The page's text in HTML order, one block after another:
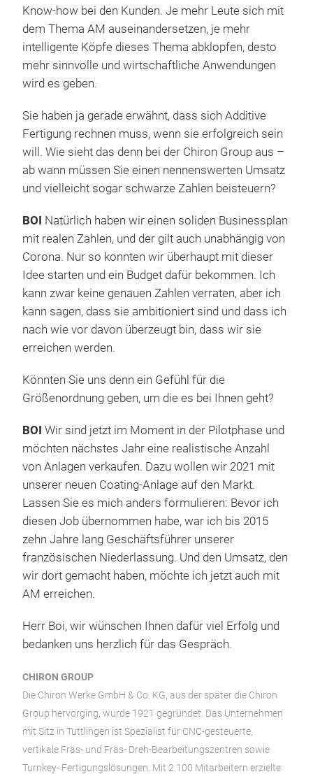
Know-how bei den Kunden. Je mehr Leute sich mit
dem Thema AM auseinandersetzen, je mehr
intelligente Köpfe dieses Thema abklopfen, desto
mehr sinnvolle und wirtschaftliche Anwendungen
wird es geben.
Sie haben ja gerade erwähnt, dass sich Additive
Fertigung rechnen muss, wenn sie erfolgreich sein
will. Wie sieht das denn bei der Chiron Group aus –
ab wann müssen Sie einen nennenswerten Umsatz
und vielleicht sogar schwarze Zahlen beisteuern?
BOI Natürlich haben wir einen soliden Businessplan
mit realen Zahlen, und der gilt auch unabhängig von
Corona. Nur so konnten wir überhaupt mit dieser
Idee starten und ein Budget dafür bekommen. Ich
kann zwar keine genauen Zahlen verraten, aber ich
kann sagen, dass sie ambitioniert sind und dass ich
nach wie vor davon überzeugt bin, dass wir sie
erreichen werden.
Könnten Sie uns denn ein Gefühl für die
Größenordnung geben, um die es bei Ihnen geht?
BOI Wir sind jetzt im Moment in der Pilotphase und
möchten nächstes Jahr eine realistische Anzahl
von Anlagen verkaufen. Dazu wollen wir 2021 mit
unserer neuen Coating-Anlage auf den Markt.
Lassen Sie es mich anders formulieren: Bevor ich
diesen Job übernommen habe, war ich bis 2015
zehn Jahre lang Geschäftsführer unserer
französischen Niederlassung. Und den Umsatz, den
wir dort gemacht haben, möchte ich jetzt auch mit
AM erreichen.
Herr Boi, wir wünschen Ihnen dafür viel Erfolg und
bedanken uns herzlich für das Gespräch.
CHIRON GROUP
Die Chiron Werke GmbH & Co. KG, aus der später die Chiron
Group hervorging, wurde 1921 gegründet. Das Unternehmen
mit Sitz in Tuttlingen ist Spezialist für CNC-gesteuerte,
vertikale Fräs- und Fräs- Dreh-Bearbeitungszentren sowie
Turnkey- Fertigungslösungen. Mit 2.100 Mitarbeitern erzielte